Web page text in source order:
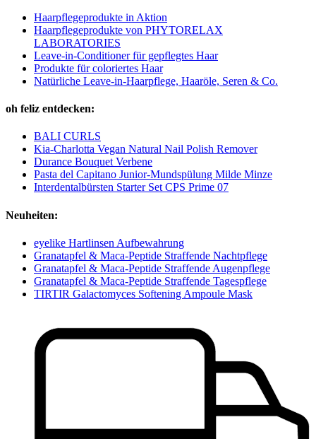
Haarpflegeprodukte in Aktion
Haarpflegeprodukte von PHYTORELAX
LABORATORIES
Leave-in-Conditioner für gepflegtes Haar
Produkte für coloriertes Haar
Natürliche Leave-in-Haarpflege, Haaröle, Seren & Co.
oh feliz entdecken:
BALI CURLS
Kia-Charlotta Vegan Natural Nail Polish Remover
Durance Bouquet Verbene
Pasta del Capitano Junior-Mundspülung Milde Minze
Interdentalbürsten Starter Set CPS Prime 07
Neuheiten:
eyelike Hartlinsen Aufbewahrung
Granatapfel & Maca-Peptide Straffende Nachtpflege
Granatapfel & Maca-Peptide Straffende Augenpflege
Granatapfel & Maca-Peptide Straffende Tagespflege
TIRTIR Galactomyces Softening Ampoule Mask